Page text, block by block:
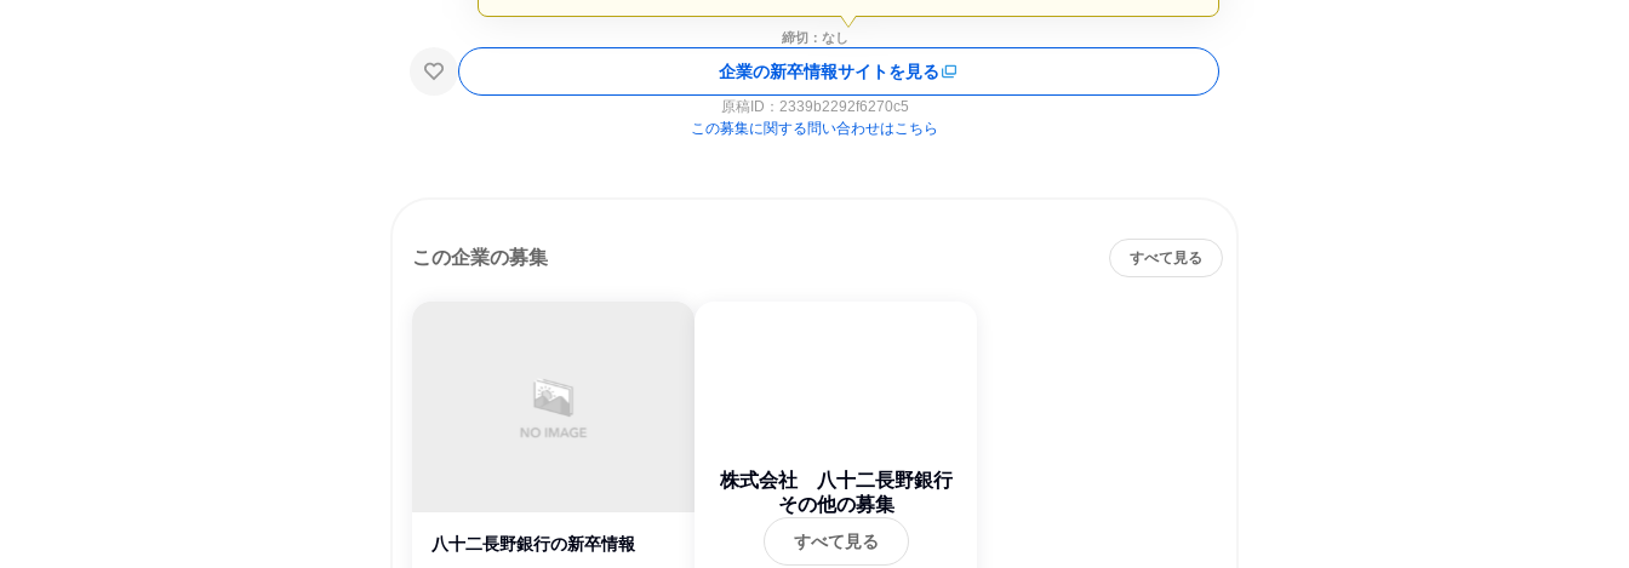
締切：なし
企業の新卒情報サイトを見る
原稿ID： 2339b2292f6270c5
この募集に関する問い合わせはこちら
この企業の募集 すべて見る
八十二長野銀行の新卒情報
株式会社 八十二長野銀行
その他の募集
すべて見る